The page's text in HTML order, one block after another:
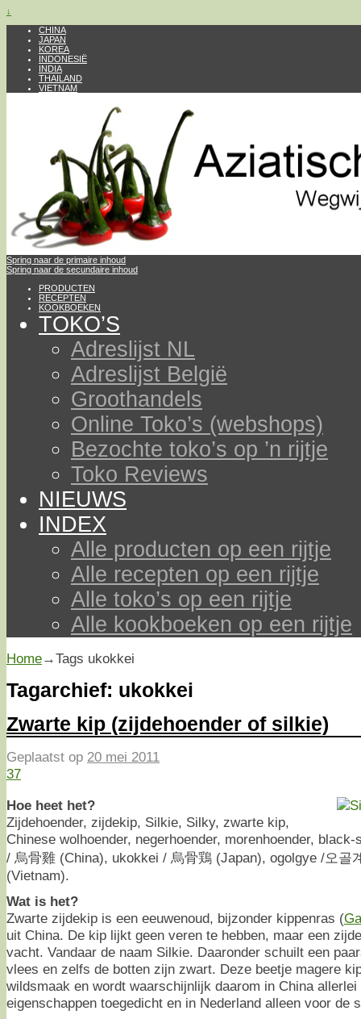
↓
CHINA
JAPAN
KOREA
INDONESIË
INDIA
THAILAND
VIETNAM
Spring naar de primaire inhoud
Spring naar de secundaire inhoud
PRODUCTEN
RECEPTEN
KOOKBOEKEN
TOKO’S
Adreslijst NL
Adreslijst België
Groothandels
Online Toko’s (webshops)
Bezochte toko’s op ’n rijtje
Toko Reviews
NIEUWS
INDEX
Alle producten op een rijtje
Alle recepten op een rijtje
Alle toko’s op een rijtje
Alle kookboeken op een rijtje
Home→Tags ukokkei
Tagarchief: ukokkei
Zwarte kip (zijdehoender of silkie)
Geplaatst op 20 mei 2011
37
Hoe heet het?
Zijdehoender, zijdekip, Silkie, Silky, zwarte kip,
Chinese wolhoender, negerhoender, morenhoender,
/ 烏骨雞 (China), ukokkei / 烏骨鶏 (Japan), ogolgye /오골
(Vietnam).
Wat is het?
Zwarte zijdekip is een eeuwenoud, bijzonder kippenras (
uit China. De kip lijkt geen veren te hebben, maar een
vacht. Vandaar de naam Silkie. Daaronder schuilt een
vlees en zelfs de botten zijn zwart. Deze beetje magere
wildsmaak en wordt waarschijnlijk daarom in China
eigenschappen toegedicht en in Nederland alleen voor de